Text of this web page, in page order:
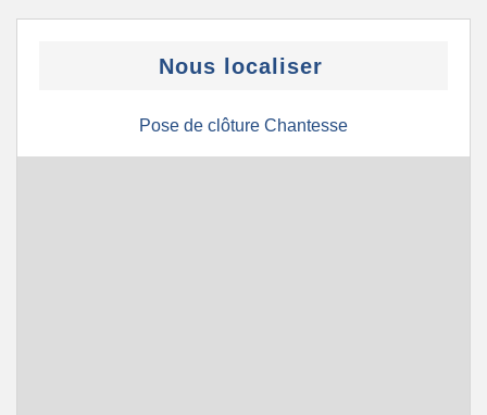
Nous localiser
Pose de clôture Chantesse